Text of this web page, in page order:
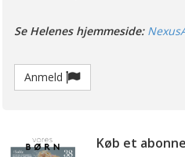
Se Helenes hjemmeside:
Anmeld
Køb et